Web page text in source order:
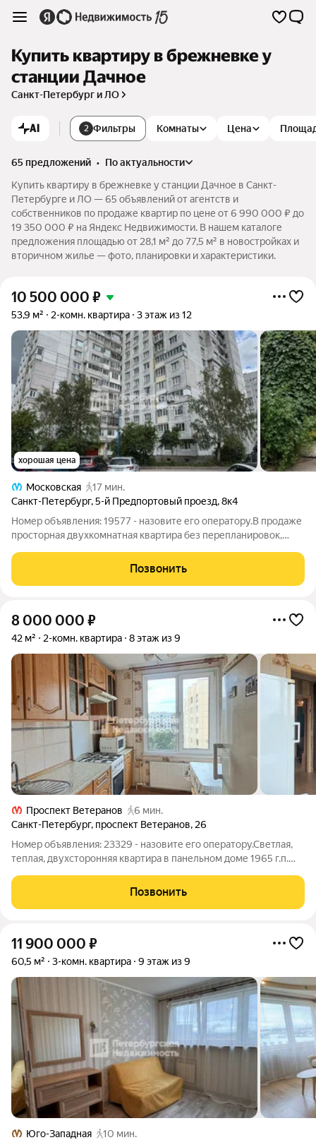
Купить квартиру в брежневке у
станции Дачное
Санкт-Петербург и ЛО
AI 2 Фильтры Комнаты Цена
65 предложений •
по актуальности
Купить квартиру в брежневке у станции Дачное в Санкт-
Петербурге и ЛО — 65 объявлений от агентств и
собственников по продаже квартир по цене от 6 990 000 ₽ до
19 350 000 ₽ на Яндекс Недвижимости. В нашем каталоге
предложения площадью от 28,1 м² до 77,5 м² в новостройках и
вторичном жилье — фото, планировки и характеристики.
10 500 000 ₽
53,9 м² 2-комн. квартира 3 этаж из 12
хорошая цена
Московская
17 мин.
Санкт-Петербург,5-й Предпортовый проезд,8к4
Номер объявления: 19577 - назовите его оператору.В продаже
просторная двухкомнатная квартира без перепланировок,
комфортном 3-м этаже 12-этажного панельного дома
улучшенной 137-й серии, 1979 года
Позвонить
8 000 000 ₽
42 м² 2-комн. квартира 8 этаж из 9
Проспект Ветеранов
6 мин.
Санкт-Петербург, проспект Ветеранов, 26
Номер объявления: 23329 - назовите его оператору.Светлая,
теплая, двухсторонняя квартира в панельном доме 1965 г.п.
соседи. Вокруг много зелени, тихий и уютный двор. В пешей
доступности находятся
Позвонить
11 900 000 ₽
60,5 м² 3-комн. квартира 9 этаж из 9
Юго-Западная
10 мин.